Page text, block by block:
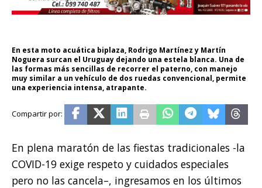
En esta moto acuática biplaza, Rodrigo Martínez y Martín
Noguera surcan el Uruguay dejando una estela blanca. Una de
las formas más sencillas de recorrer el paterno, con manejo
muy similar a un vehículo de dos ruedas convencional, permite
una experiencia intensa, atrapante.
En plena maratón de las fiestas tradicionales -la
COVID-19 exige respeto y cuidados especiales
pero no las cancela–, ingresamos en los últimos